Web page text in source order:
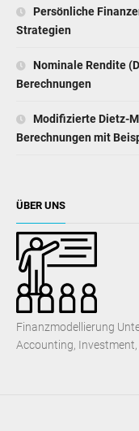
Persönliche
Strategien
Nominale Rendite
Berechnungen
Modifizierte Dietz-
Berechnungen mit
ÜBER UNS
Finanzmodellierung
Accounting,